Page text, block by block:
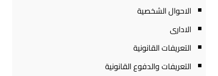
الاحوال الشخصية
الادارى
التعريفات القانونية
التعريفات والدفوع القانونية